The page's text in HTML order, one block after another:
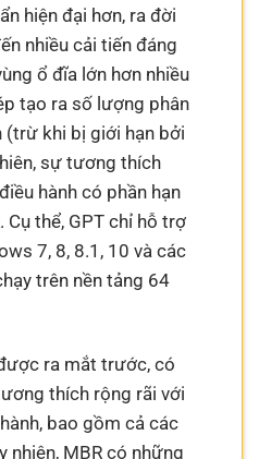
hiện đại hơn, ra đời
nhiều cải tiến đáng
ổ đĩa lớn hơn nhiều
tạo ra số lượng phân
(trừ khi bị giới hạn bởi
sự tương thích
hành có phần hạn
Cụ thể, GPT chỉ hỗ trợ
7, 8, 8.1, 10 và các
trên nền tảng 64
ra mắt trước, có
thích rộng rãi với
bao gồm cả các
nhiên, MBR có những